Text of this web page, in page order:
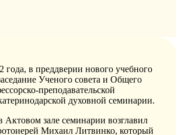
года, в преддверии нового учебного
Ученого совета и Общего
преподавательской
духовной семинарии.
Актовом зале семинарии возглавил
Михаил Литвинко, который